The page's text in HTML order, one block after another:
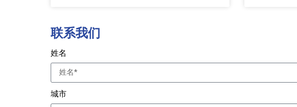
联系我们
姓名
城市